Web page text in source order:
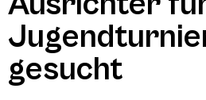
gesucht